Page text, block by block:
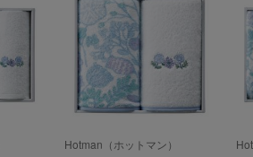
Hotman（ホットマン）